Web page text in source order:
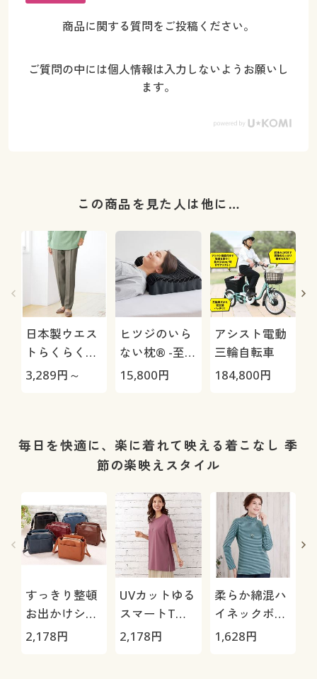
商品に関する質問をご投稿ください。
ご質問の中には個人情報は入力しないようお願いし
ます。
この商品を見た人は他に…
日本製ウエス
トらくらくミ
セスパンツ(日
機OK・シワに
3,289円～
ヒツジのいら
ない枕® -至
極-
15,800円
アシスト電動
三輪自転車
184,800円
毎日を快適に、楽に着れて映える着こなし 季
節の楽映えスタイル
すっきり整頓
お出かけショ
ルダーバッグ
2,178円
UVカットゆる
スマートTシ
ャツ
2,178円
柔らか綿混ハ
イネックボー
ダー
1,628円